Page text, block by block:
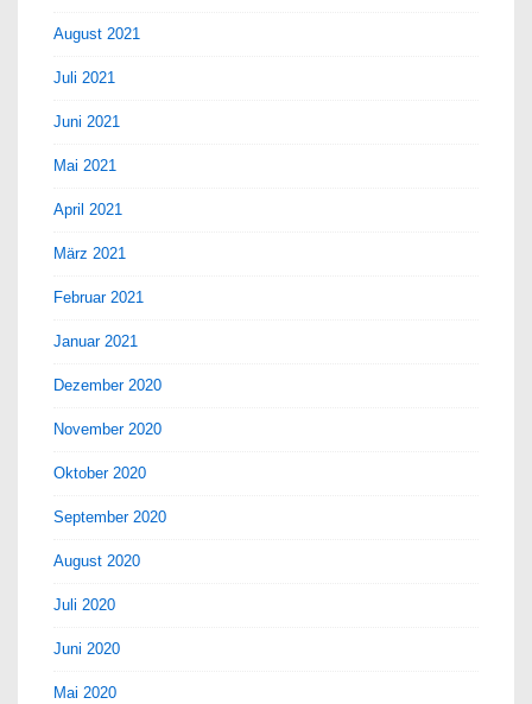
August 2021
Juli 2021
Juni 2021
Mai 2021
April 2021
März 2021
Februar 2021
Januar 2021
Dezember 2020
November 2020
Oktober 2020
September 2020
August 2020
Juli 2020
Juni 2020
Mai 2020